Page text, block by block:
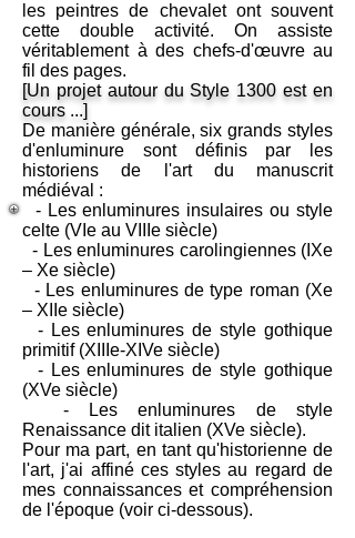
les peintres de chevalet ont souvent
cette double activité. On assiste
véritablement à des chefs-d'œuvre au
fil des pages.
[Un projet autour du Style 1300 est en
cours ...]
De manière générale, six grands styles
d'enluminure sont définis par les
historiens de l'art du manuscrit
médiéval :
- Les enluminures insulaires ou style
celte (VIe au VIIIe siècle)
- Les enluminures carolingiennes (IXe
– Xe siècle)
- Les enluminures de type roman (Xe
– XIIe siècle)
- Les enluminures de style gothique
primitif (XIIIe-XIVe siècle)
- Les enluminures de style gothique
(XVe siècle)
- Les enluminures de style
Renaissance dit italien (XVe siècle).
Pour ma part, en tant qu'historienne de
l'art, j'ai affiné ces styles au regard de
mes connaissances et compréhension
de l'époque (voir ci-dessous).